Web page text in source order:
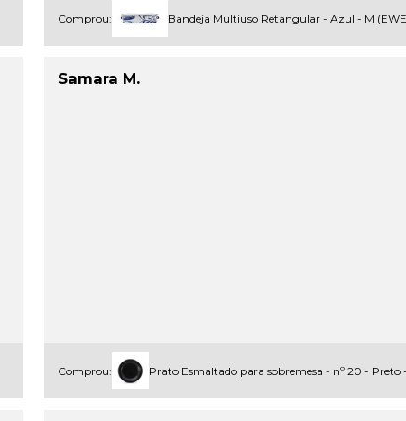
Comprou: Bandeja Multiuso Retangular - Azul - M
Samara M.
Comprou: Prato Esmaltado para sobremesa - nº 20 - Preto